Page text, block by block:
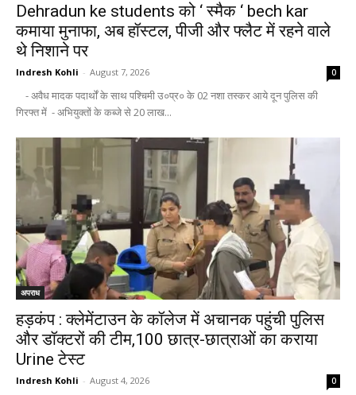
Dehradun ke students को ‘ स्मैक ‘ bech kar
कमाया मुनाफा, अब हॉस्टल, पीजी और फ्लैट में रहने वाले
थे निशाने पर
Indresh Kohli - August 7, 2026 0
- अवैध मादक पदार्थों के साथ पश्चिमी उ०प्र० के 02 नशा तस्कर आये दून पुलिस की
गिरफ्त में - अभियुक्तों के कब्जे से 20 लाख...
अपराध
हड़कंप : क्लेमेंटाउन के कॉलेज में अचानक पहुंची पुलिस
और डॉक्टरों की टीम,100 छात्र-छात्राओं का कराया
Urine टेस्ट
Indresh Kohli - August 4, 2026 0